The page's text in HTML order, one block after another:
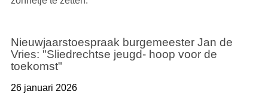
Nieuwjaarstoespraak burgemeester Jan de
Vries: "Sliedrechtse jeugd- hoop voor de
toekomst"
26 januari 2026